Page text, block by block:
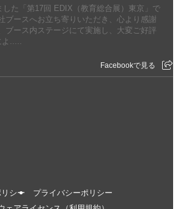
した「第17回 EDIX（教育総合展）東京」で
ブースへお立ち寄りいただき、心より感謝
ブース内ステージにて実施し、大変ご好評
.....
Facebookで見る
シー
プライバシーポリシー